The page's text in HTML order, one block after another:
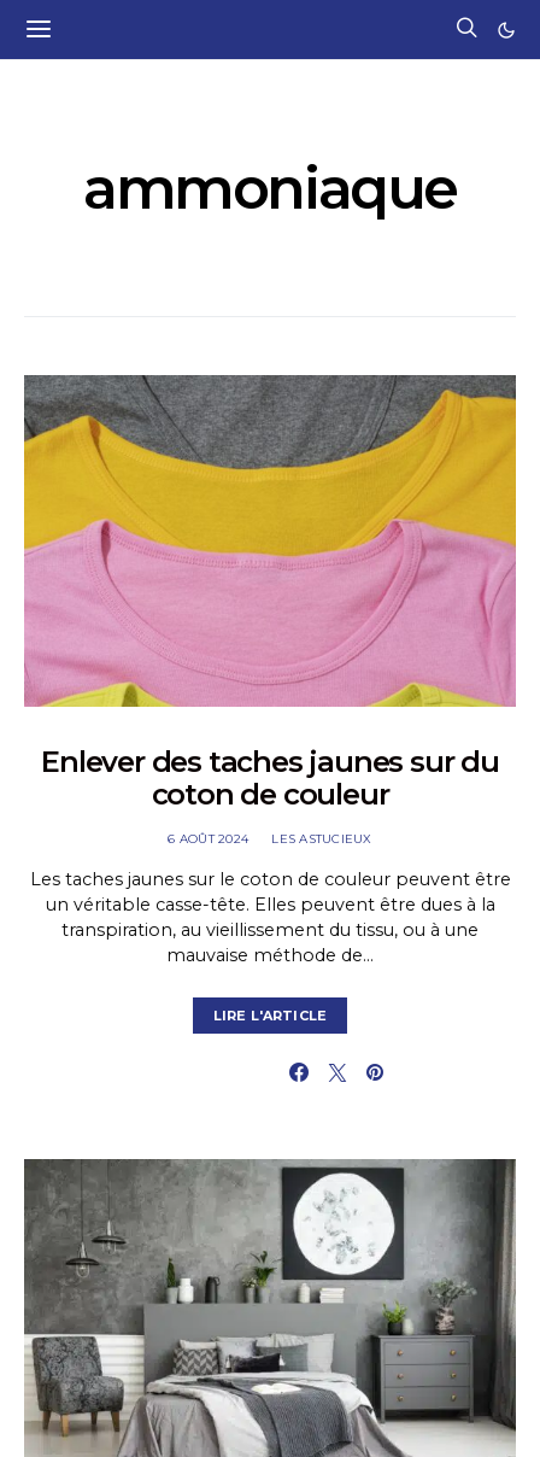
ammoniaque
Enlever des taches jaunes sur du
coton de couleur
6 AOÛT 2024 LES ASTUCIEUX
Les taches jaunes sur le coton de couleur peuvent être
un véritable casse-tête. Elles peuvent être dues à la
transpiration, au vieillissement du tissu, ou à une
mauvaise méthode de…
LIRE L'ARTICLE